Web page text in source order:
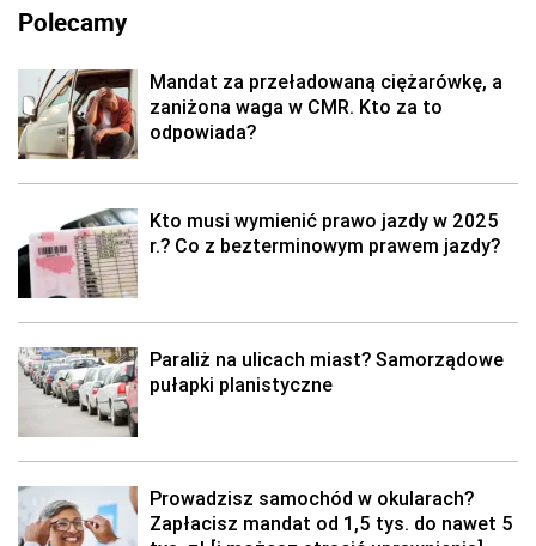
Polecamy
Mandat za przeładowaną ciężarówkę, a
zaniżona waga w CMR. Kto za to
odpowiada?
Kto musi wymienić prawo jazdy w 2025
r.? Co z bezterminowym prawem jazdy?
Paraliż na ulicach miast? Samorządowe
pułapki planistyczne
Prowadzisz samochód w okularach?
Zapłacisz mandat od 1,5 tys. do nawet 5